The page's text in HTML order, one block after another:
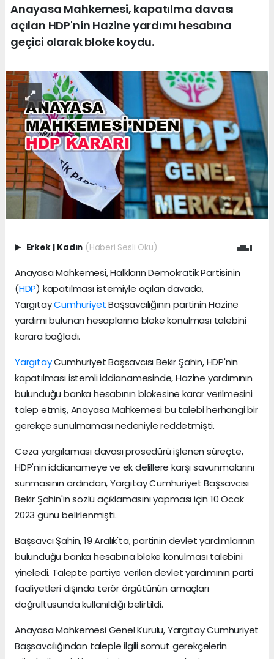
Anayasa Mahkemesi, kapatılma davası
açılan HDP'nin Hazine yardımı hesabına
geçici olarak bloke koydu.
Erkek | Kadın (Haberi Sesli Oku)
Anayasa Mahkemesi, Halkların Demokratik Partisinin
(HDP) kapatılması istemiyle açılan davada,
YargıtayCumhuriyetBaşsavcılığının partinin Hazine
yardımı bulunan hesaplarına bloke konulması talebini
karara bağladı.
YargıtayCumhuriyet Başsavcısı Bekir Şahin, HDP'nin
kapatılması istemli iddianamesinde, Hazine yardımının
bulunduğu banka hesabının blokesine karar verilmesini
talep etmiş, Anayasa Mahkemesi bu talebi herhangi bir
gerekçe sunulmaması nedeniyle reddetmişti.
Ceza yargılaması davası prosedürü işlenen süreçte,
HDP'nin iddianameye ve ek delillere karşı savunmalarını
sunmasının ardından, Yargıtay Cumhuriyet Başsavcısı
Bekir Şahin'in sözlü açıklamasını yapması için 10 Ocak
2023 günü belirlenmişti.
Başsavcı Şahin, 19 Aralık'ta, partinin devlet yardımlarının
bulunduğu banka hesabına bloke konulması talebini
yineledi. Talepte partiye verilen devlet yardımının parti
faaliyetleri dışında terör örgütünün amaçları
doğrultusunda kullanıldığı belirtildi.
Anayasa Mahkemesi Genel Kurulu, Yargıtay Cumhuriyet
Başsavcılığından taleple ilgili somut gerekçelerin